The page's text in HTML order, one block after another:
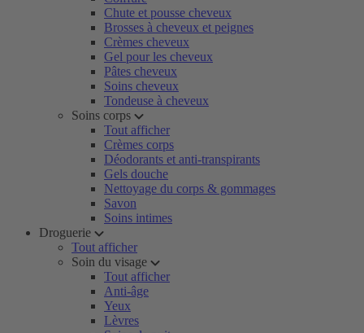
Chute et pousse cheveux
Brosses à cheveux et peignes
Crèmes cheveux
Gel pour les cheveux
Pâtes cheveux
Soins cheveux
Tondeuse à cheveux
Soins corps
Tout afficher
Crèmes corps
Déodorants et anti-transpirants
Gels douche
Nettoyage du corps & gommages
Savon
Soins intimes
Droguerie
Tout afficher
Soin du visage
Tout afficher
Anti-âge
Yeux
Lèvres